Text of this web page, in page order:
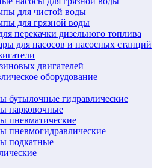
для чистой воды
для грязной воды
перекачки дизельного топлива
для насосов и насосных станций
двигателей
оборудование
бутылочные гидравлические
парковочные
пневматические
пневмогидравлические
подкатные